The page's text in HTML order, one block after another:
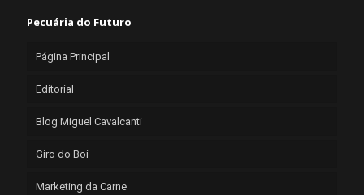
Pecuária do Futuro
Página Principal
Editorial
Blog Miguel Cavalcanti
Giro do Boi
Marketing da Carne